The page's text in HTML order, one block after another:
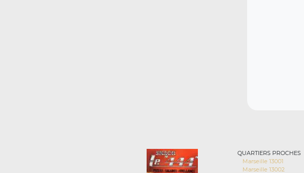
QUARTIERS PROCHES
Marseille 13001
Marseille 13002